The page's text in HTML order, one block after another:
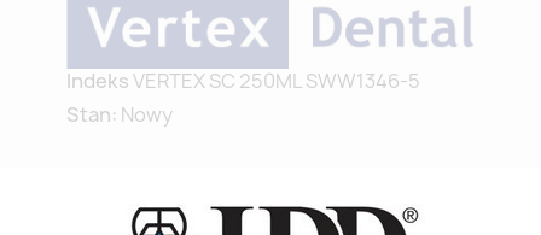
IndeksVERTEX SC 250ML SWW1346-5
Stan: Nowy
Polecane produkty z tej kategorii